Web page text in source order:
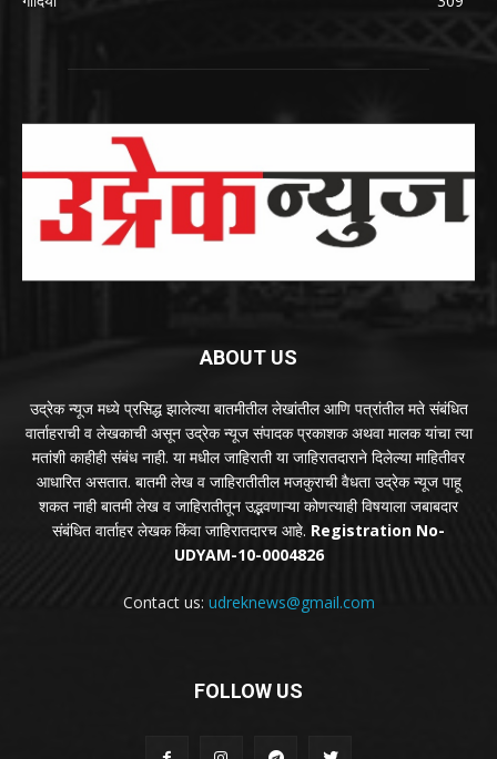
ABOUT US
उद्रेक न्यूज मध्ये प्रसिद्ध झालेल्या बातमीतील लेखांतील आणि पत्रांतील मते संबंधित
वार्ताहराची व लेखकाची असून उद्रेक न्यूज संपादक प्रकाशक अथवा मालक यांचा त्या
मतांशी काहीही संबंध नाही. या मधील जाहिराती या जाहिरातदाराने दिलेल्या माहितीवर
आधारित असतात. बातमी लेख व जाहिरातीतील मजकुराची वैधता उद्रेक न्यूज पाहू
शकत नाही बातमी लेख व जाहिरातीतून उद्भवणाऱ्या कोणत्याही विषयाला जबाबदार
संबंधित वार्ताहर लेखक किंवा जाहिरातदारच आहे. Registration No-
UDYAM-10-0004826
Contact us: udreknews@gmail.com
FOLLOW US